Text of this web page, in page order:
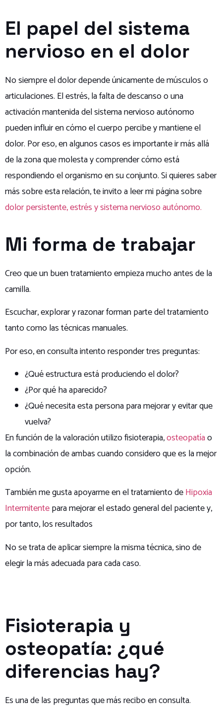
El papel del sistema
nervioso en el dolor
No siempre el dolor depende únicamente de músculos o
articulaciones. El estrés, la falta de descanso o una
activación mantenida del sistema nervioso autónomo
pueden influir en cómo el cuerpo percibe y mantiene el
dolor. Por eso, en algunos casos es importante ir más allá
de la zona que molesta y comprender cómo está
respondiendo el organismo en su conjunto. Si quieres saber
más sobre esta relación, te invito a leer mi página sobre
dolor persistente, estrés y sistema nervioso autónomo.
Mi forma de trabajar
Creo que un buen tratamiento empieza mucho antes de la
camilla.
Escuchar, explorar y razonar forman parte del tratamiento
tanto como las técnicas manuales.
Por eso, en consulta intento responder tres preguntas:
¿Qué estructura está produciendo el dolor?
¿Por qué ha aparecido?
¿Qué necesita esta persona para mejorar y evitar que
vuelva?
En función de la valoración utilizo fisioterapia,osteopatíao
la combinación de ambas cuando considero que es la mejor
opción.
También me gusta apoyarme en el tratamiento deHipoxia
Intermitentepara mejorar el estado general del paciente y,
por tanto, los resultados
No se trata de aplicar siempre la misma técnica, sino de
elegir la más adecuada para cada caso.
Fisioterapia y
osteopatía: ¿qué
diferencias hay?
Es una de las preguntas que más recibo en consulta.